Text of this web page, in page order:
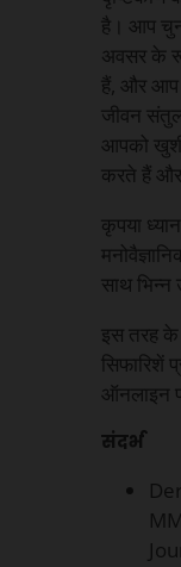
है। आप
अवसर के
हैं, और आप
जीवन
आपको
करते हैं और
कृपया
साथ भिन्न
इस तरह के
सिफारिशें
ऑनलाइन
संदर्भ